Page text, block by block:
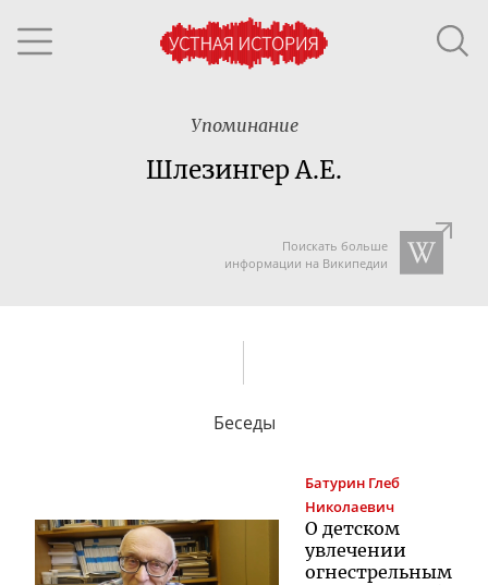
Упоминание
Шлезингер А.Е.
Поискать больше
информации на Википедии
Беседы
Батурин Глеб
Николаевич
О детском
увлечении
огнестрельным